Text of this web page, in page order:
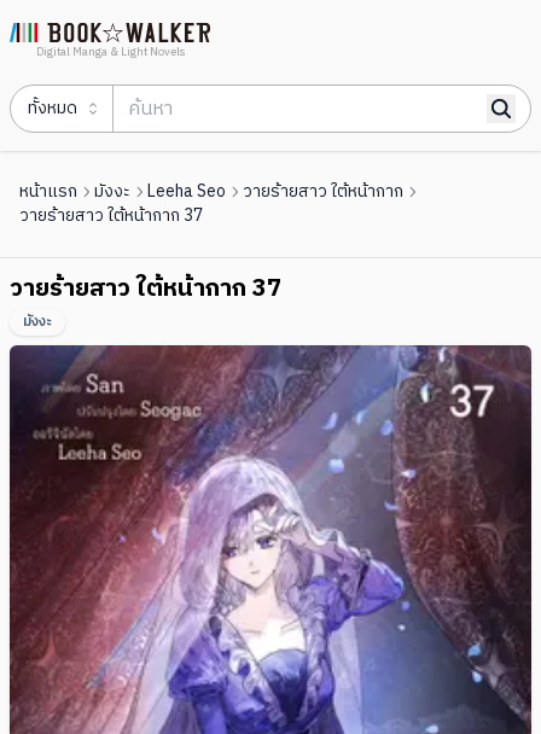
Digital Manga & Light Novels
ทั้งหมด
หน้าแรก มังงะ Leeha Seo
วายร้ายสาว ใต้หน้ากาก
วายร้ายสาว ใต้หน้ากาก 37
วายร้ายสาว ใต้หน้ากาก 37
มังงะ